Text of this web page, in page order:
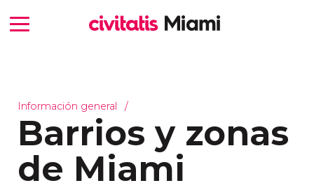
Información general
Barrios y zonas
de Miami